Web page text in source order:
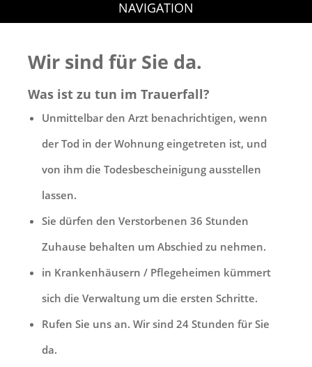
Wir sind für Sie da.
Was ist zu tun im Trauerfall?
Unmittelbar den Arzt benachrichtigen, wenn
der Tod in der Wohnung eingetreten ist, und
von ihm die Todesbescheinigung ausstellen
lassen.
Sie dürfen den Verstorbenen 36 Stunden
Zuhause behalten um Abschied zu nehmen.
in Krankenhäusern / Pflegeheimen kümmert
sich die Verwaltung um die ersten Schritte.
Rufen Sie uns an. Wir sind 24 Stunden für Sie
da.